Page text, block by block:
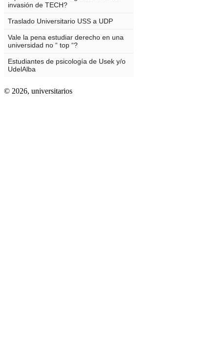
© 2026, universitarios